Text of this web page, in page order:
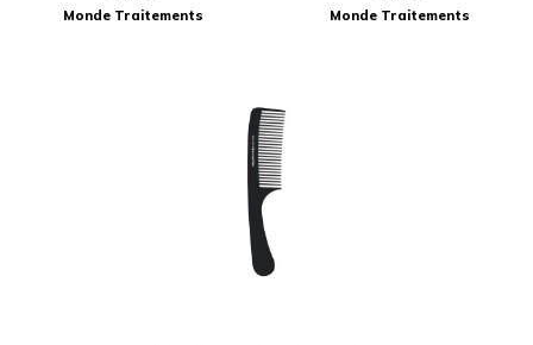
Monde Traitements Monde Traitements